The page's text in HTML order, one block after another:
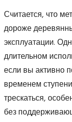
Считается, что
дороже
эксплуатации.
длительном
если вы активно
временем
трескаться,
без